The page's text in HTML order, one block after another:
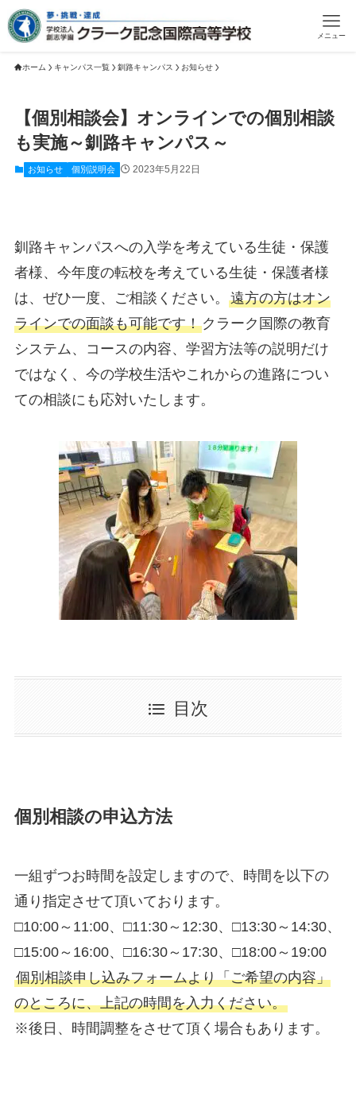
メニュー
ホーム キャンパス一覧 釧路キャンパス お知らせ
【個別相談会】オンラインでの個別相談
も実施～釧路キャンパス～
お知らせ 個別説明会 2023年5月22日
釧路キャンパスへの入学を考えている生徒・保護
者様、今年度の転校を考えている生徒・保護者様
は、ぜひ一度、ご相談ください。 遠方の方はオン
ラインでの面談も可能です！クラーク国際の教育
システム、コースの内容、学習方法等の説明だけ
ではなく、今の学校生活やこれからの進路につい
ての相談にも応対いたします。
目次
個別相談の申込方法
一組ずつお時間を設定しますので、時間を以下の
通り指定させて頂いております。
□10:00～11:00、□11:30～12:30、□13:30～14:30、
□15:00～16:00、□16:30～17:30、□18:00～19:00
個別相談申し込みフォームより「ご希望の内容」
のところに、上記の時間を入力ください。
※後日、時間調整をさせて頂く場合もあります。